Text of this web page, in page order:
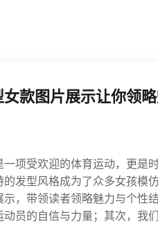
款图片展示让你领
项受欢迎的体育运动，更是
发型风格成为了众多女孩模
，带领读者领略魅力与个性
员的自信与力量；其次，我